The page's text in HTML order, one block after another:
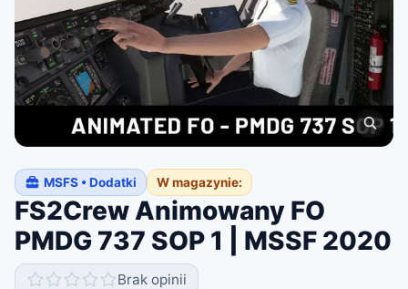
MSFS • Dodatki W magazynie:
FS2Crew Animowany FO
PMDG 737 SOP 1 | MSSF 2020
Brak opinii